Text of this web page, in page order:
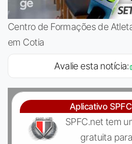
Centro de Formações de
em Cotia
Avalie esta notícia:
Aplicativo
SPFC.net tem
gratuita